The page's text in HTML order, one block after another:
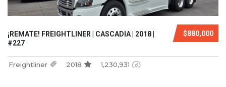
$880,000
¡REMATE! FREIGHTLINER | CASCADIA | 2018 |
#227
Freightliner 2018 1,230,931